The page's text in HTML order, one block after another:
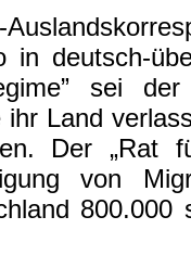
in deutsch-
sei
Land
Der „Rat
von
800.000